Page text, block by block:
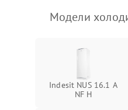
Модели
Indesit NUS 16.1 A
NF H